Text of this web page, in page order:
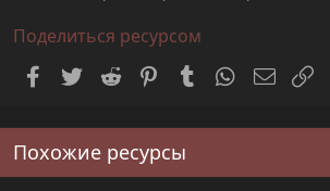
Поделиться ресурсом
Facebook
Twitter Reddit PinterestTumblrWhatsApp
Похожие ресурсы